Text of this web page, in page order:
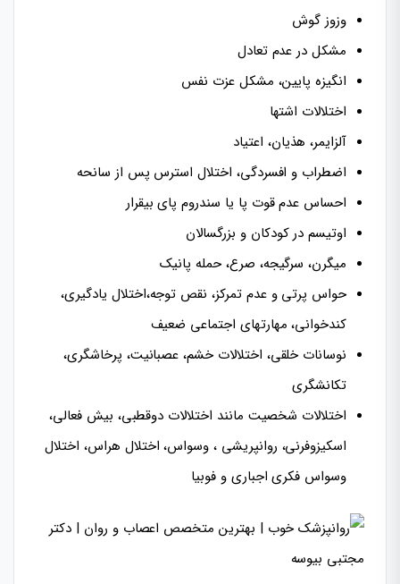
وزوز گوش
مشکل در عدم تعادل
انگیزه پایین، مشکل عزت نفس
اختلالات اشتها
آلزایمر، هذیان، اعتیاد
اضطراب و افسردگی، اختلال استرس پس از سانحه
احساس عدم قوت پا یا سندروم پای بیقرار
اوتیسم در کودکان و بزرگسالان
میگرن، سرگیجه، صرع، حمله پانیک
حواس پرتی و عدم تمرکز، نقص توجه،اختلال یادگیری،
کندخوانی، مهارتهای اجتماعی ضعیف
نوسانات خلقی، اختلالات خشم، عصبانیت، پرخاشگری،
تکانشگری
اختلالات شخصیت مانند اختلالات دوقطبی، بیش فعالی،
اسکیزوفرنی، روانپریشی ، وسواس، اختلال هراس، اختلال
وسواس فکری اجباری و فوبیا